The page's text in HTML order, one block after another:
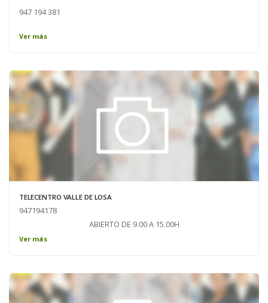
947 194 381
Ver más
TELECENTRO VALLE DE LOSA
947194178
ABIERTO DE 9.00 A 15.00H
Ver más